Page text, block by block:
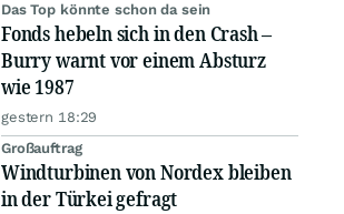
Das Top könnte schon da sein
Fonds hebeln sich in den Crash –
Burry warnt vor einem Absturz
wie 1987
gestern 18:29
Großauftrag
Windturbinen von Nordex bleiben
in der Türkei gefragt